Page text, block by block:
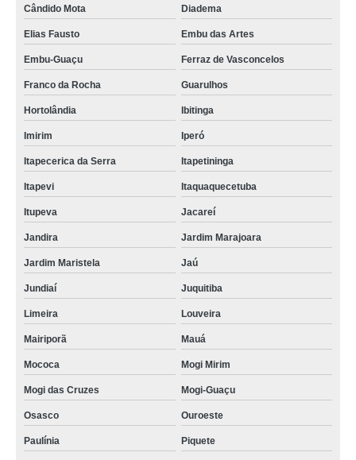
Cândido Mota Diadema
Elias Fausto Embu das Artes
Embu-Guaçu Ferraz de Vasconcelos
Franco da Rocha Guarulhos
Hortolândia Ibitinga
Imirim Iperó
Itapecerica da Serra Itapetininga
Itapevi Itaquaquecetuba
Itupeva Jacareí
Jandira Jardim Marajoara
Jardim Maristela Jaú
Jundiaí Juquitiba
Limeira Louveira
Mairiporã Mauá
Mococa Mogi Mirim
Mogi das Cruzes Mogi-Guaçu
Osasco Ouroeste
Paulínia Piquete